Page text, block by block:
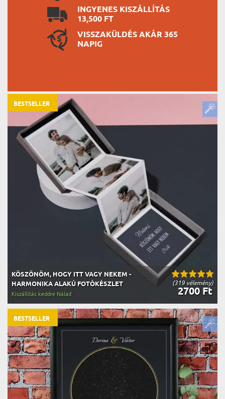
INGYENES KISZÁLLÍTÁS
13,500 FT
VISSZAKÜLDÉS AKÁR 365
NAPIG
(319 vélemény)
KÖSZÖNÖM, HOGY ITT VAGY NEKEM -
HARMONIKA ALAKÚ FOTÓKÉSZLET
2700 Ft
Kiszállítás keddre Nálad
BESTSELLER
BESTSELLER